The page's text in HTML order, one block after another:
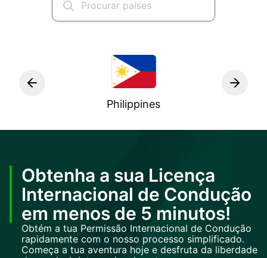
Philippines
Obtenha a sua Licença
Internacional de Condução
em menos de 5 minutos!
Obtém a tua Permissão Internacional de Condução
rapidamente com o nosso processo simplificado.
Começa a tua aventura hoje e desfruta da liberdade